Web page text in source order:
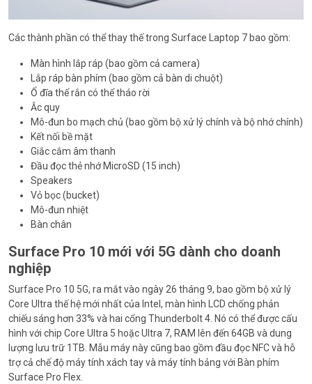
Các thành phần có thể thay thế trong Surface Laptop 7 bao gồm:
Màn hình lắp ráp (bao gồm cả camera)
Lắp ráp bàn phím (bao gồm cả bàn di chuột)
Ổ đĩa thể rắn có thể tháo rời
Ắc quy
Mô-đun bo mạch chủ (bao gồm bộ xử lý chính và bộ nhớ chính)
Kết nối bề mặt
Giắc cắm âm thanh
Đầu đọc thẻ nhớ MicroSD (15 inch)
Speakers
Vỏ bọc (bucket)
Mô-đun nhiệt
Bàn chân
Surface Pro 10 mới với 5G dành cho doanh
nghiệp
Surface Pro 10 5G, ra mắt vào ngày 26 tháng 9, bao gồm bộ xử lý
Core Ultra thế hệ mới nhất của Intel, màn hình LCD chống phản
chiếu sáng hơn 33% và hai cổng Thunderbolt 4. Nó có thể được cấu
hình với chip Core Ultra 5 hoặc Ultra 7, RAM lên đến 64GB và dung
lượng lưu trữ 1TB. Mẫu máy này cũng bao gồm đầu đọc NFC và hỗ
trợ cả chế độ máy tính xách tay và máy tính bảng với Bàn phím
Surface Pro Flex.